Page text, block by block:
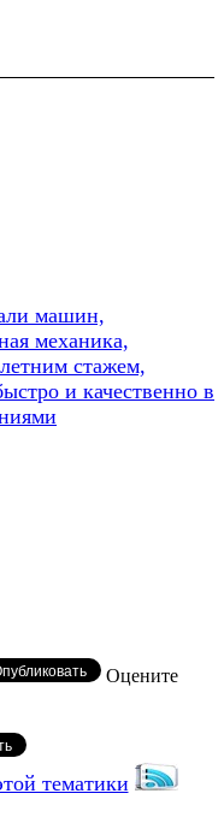
машин,
механика,
стажем,
и качественно в
Оцените
тематики